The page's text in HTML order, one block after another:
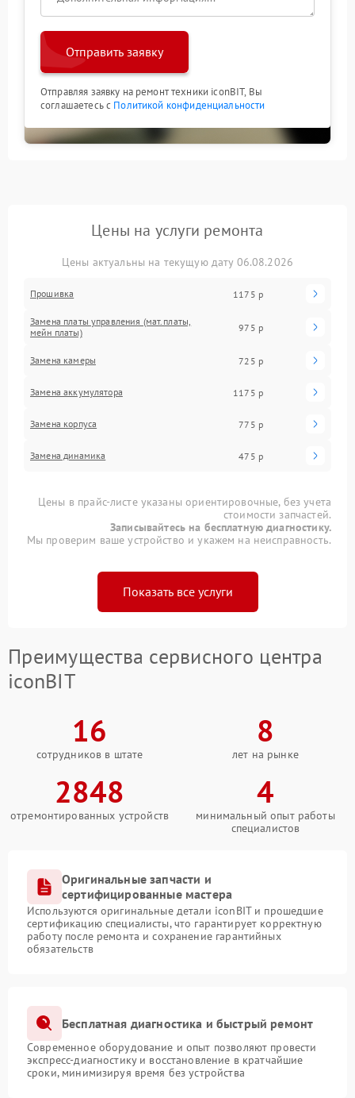
Отправить заявку
Отправляя заявку на ремонт техники iconBIT, Вы
соглашаетесь с Политикой конфиденциальности
Цены на услуги ремонта
Цены актуальны на текущую дату 06.08.2026
Прошивка 1175 р
Замена платы управления (мат.платы,
мейн платы)
975 р
Замена камеры 725 р
Замена аккумулятора 1175 р
Замена корпуса 775 р
Замена динамика 475 р
Цены в прайс-листе указаны ориентировочные, без учета
стоимости запчастей.
Записывайтесь на бесплатную диагностику.
Мы проверим ваше устройство и укажем на неисправность.
Показать все услуги
Преимущества сервисного центра
iconBIT
16
сотрудников в штате
8
лет на рынке
2848
отремонтированных устройств
4
минимальный опыт работы
специалистов
Оригинальные запчасти и
сертифицированные мастера
Используются оригинальные детали iconBIT и прошедшие
сертификацию специалисты, что гарантирует корректную
работу после ремонта и сохранение гарантийных
обязательств
Бесплатная диагностика и быстрый ремонт
Современное оборудование и опыт позволяют провести
экспресс-диагностику и восстановление в кратчайшие
сроки, минимизируя время без устройства